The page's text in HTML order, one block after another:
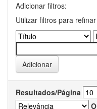
Adicionar filtros:
Utilizar filtros para
Resultados/Página